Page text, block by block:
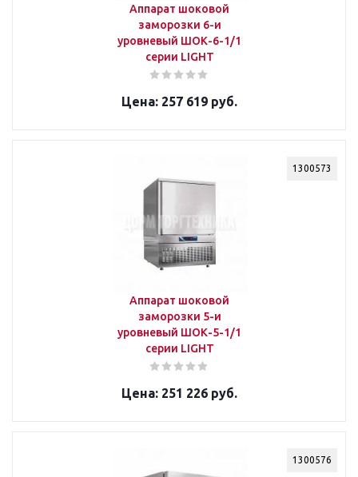
Аппарат шоковой
заморозки 6-и
уровневый ШОК-6-1/1
серии LIGHT
257 619 руб.
1300573
Аппарат шоковой
заморозки 5-и
уровневый ШОК-5-1/1
серии LIGHT
251 226 руб.
1300576